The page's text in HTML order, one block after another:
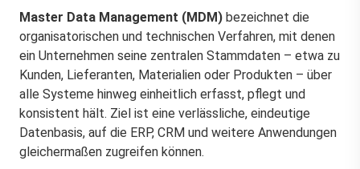
Master Data Management (MDM) bezeichnet die
organisatorischen und technischen Verfahren, mit denen
ein Unternehmen seine zentralen Stammdaten – etwa zu
Kunden, Lieferanten, Materialien oder Produkten – über
alle Systeme hinweg einheitlich erfasst, pflegt und
konsistent hält. Ziel ist eine verlässliche, eindeutige
Datenbasis, auf die ERP, CRM und weitere Anwendungen
gleichermaßen zugreifen können.